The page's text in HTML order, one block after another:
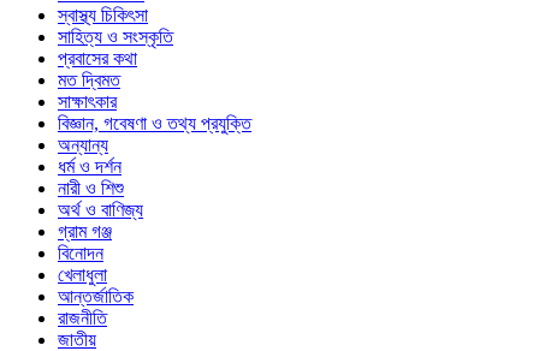
স্বাস্থ্য চিকিৎসা
সাহিত্য ও সংস্কৃতি
প্রবাসের কথা
মত দ্বিমত
সাক্ষাৎকার
বিজ্ঞান, গবেষণা ও তথ্য প্রযুক্তি
অন্যান্য
ধর্ম ও দর্শন
নারী ও শিশু
অর্থ ও বাণিজ্য
গ্রাম গঞ্জ
বিনোদন
খেলাধুলা
আন্তর্জাতিক
রাজনীতি
জাতীয়